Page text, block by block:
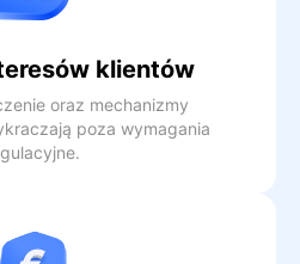
klientów
oraz mechanizmy
poza wymagania